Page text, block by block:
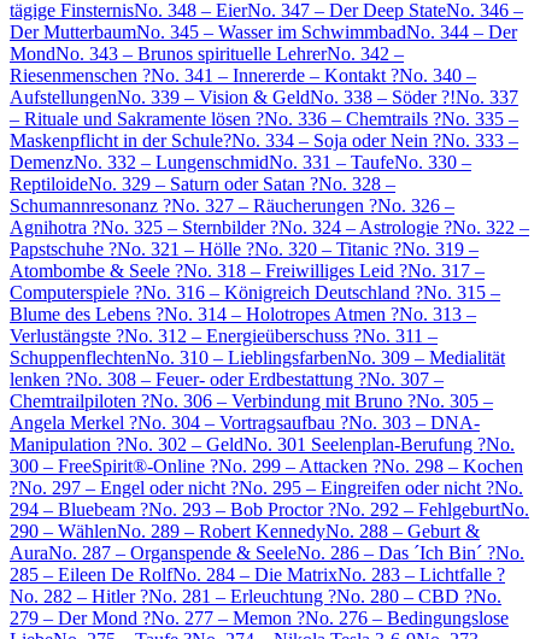
tägige FinsternisNo. 348 – EierNo. 347 – Der Deep StateNo. 346 –
Der MutterbaumNo. 345 – Wasser im SchwimmbadNo. 344 – Der
MondNo. 343 – Brunos spirituelle LehrerNo. 342 –
Riesenmenschen ?No. 341 – Innererde – Kontakt ?No. 340 –
AufstellungenNo. 339 – Vision & GeldNo. 338 – Söder ?!No. 337
– Rituale und Sakramente lösen ?No. 336 – Chemtrails ?No. 335 –
Maskenpflicht in der Schule?No. 334 – Soja oder Nein ?No. 333 –
DemenzNo. 332 – LungenschmidNo. 331 – TaufeNo. 330 –
ReptiloideNo. 329 – Saturn oder Satan ?No. 328 –
Schumannresonanz ?No. 327 – Räucherungen ?No. 326 –
Agnihotra ?No. 325 – Sternbilder ?No. 324 – Astrologie ?No. 322 –
Papstschuhe ?No. 321 – Hölle ?No. 320 – Titanic ?No. 319 –
Atombombe & Seele ?No. 318 – Freiwilliges Leid ?No. 317 –
Computerspiele ?No. 316 – Königreich Deutschland ?No. 315 –
Blume des Lebens ?No. 314 – Holotropes Atmen ?No. 313 –
Verlustängste ?No. 312 – Energieüberschuss ?No. 311 –
SchuppenflechtenNo. 310 – LieblingsfarbenNo. 309 – Medialität
lenken ?No. 308 – Feuer- oder Erdbestattung ?No. 307 –
Chemtrailpiloten ?No. 306 – Verbindung mit Bruno ?No. 305 –
Angela Merkel ?No. 304 – Vortragsaufbau ?No. 303 – DNA-
Manipulation ?No. 302 – GeldNo. 301 Seelenplan-Berufung ?No.
300 – FreeSpirit®-Online ?No. 299 – Attacken ?No. 298 – Kochen
?No. 297 – Engel oder nicht ?No. 295 – Eingreifen oder nicht ?No.
294 – Bluebeam ?No. 293 – Bob Proctor ?No. 292 – FehlgeburtNo.
290 – WählenNo. 289 – Robert KennedyNo. 288 – Geburt &
AuraNo. 287 – Organspende & SeeleNo. 286 – Das ´Ich Bin´ ?No.
285 – Eileen De RolfNo. 284 – Die MatrixNo. 283 – Lichtfalle ?
No. 282 – Hitler ?No. 281 – Erleuchtung ?No. 280 – CBD ?No.
279 – Der Mond ?No. 277 – Memon ?No. 276 – Bedingungslose